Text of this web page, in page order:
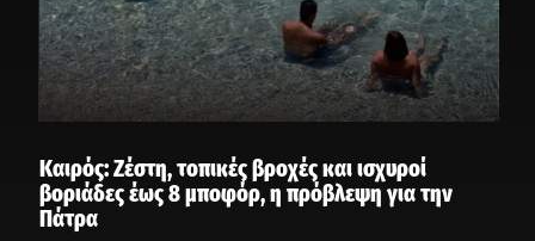
Καιρός: Ζέστη, τοπικές βροχές και ισχυροί
βοριάδες έως 8 μποφόρ, η πρόβλεψη για την
Πάτρα